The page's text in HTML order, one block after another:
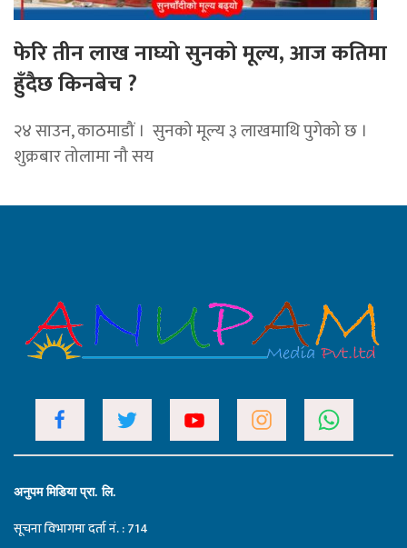
फेरि तीन लाख नाघ्यो सुनको मूल्य, आज कतिमा
हुँदैछ किनबेच ?
२४ साउन, काठमाडौं । सुनको मूल्य ३ लाखमाथि पुगेको छ ।
शुक्रबार तोलामा नौ सय
अनुपम मिडिया प्रा. लि.
सूचना विभागमा दर्ता नं. : 714